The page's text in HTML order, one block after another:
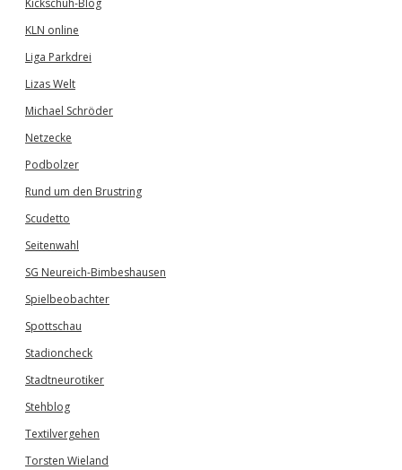
Kickschuh-Blog
KLN online
Liga Parkdrei
Lizas Welt
Michael Schröder
Netzecke
Podbolzer
Rund um den Brustring
Scudetto
Seitenwahl
SG Neureich-Bimbeshausen
Spielbeobachter
Spottschau
Stadioncheck
Stadtneurotiker
Stehblog
Textilvergehen
Torsten Wieland